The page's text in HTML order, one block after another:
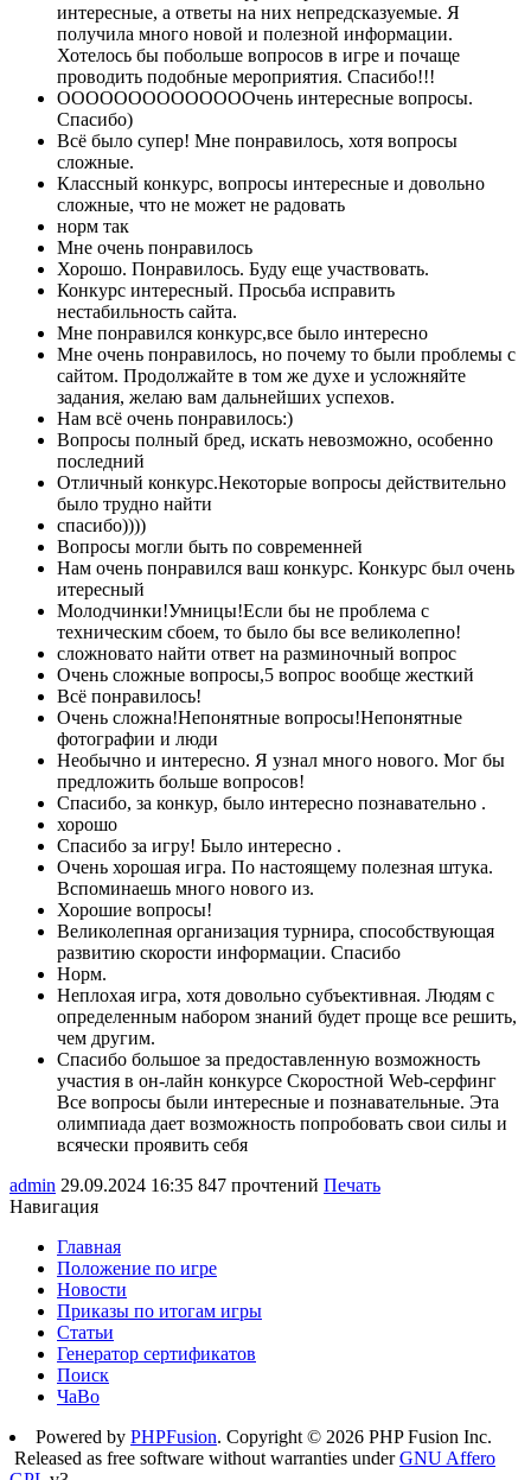
интересные, а ответы на них непредсказуемые. Я
получила много новой и полезной информации.
Хотелось бы побольше вопросов в игре и почаще
проводить подобные мероприятия. Спасибо!!!
ООООООООООООООчень интересные вопросы.
Спасибо)
Всё было супер! Мне понравилось, хотя вопросы
сложные.
Классный конкурс, вопросы интересные и довольно
сложные, что не может не радовать
норм так
Мне очень понравилось
Хорошо. Понравилось. Буду еще участвовать.
Конкурс интересный. Просьба исправить
нестабильность сайта.
Мне понравился конкурс,все было интересно
Мне очень понравилось, но почему то были проблемы с
сайтом. Продолжайте в том же духе и усложняйте
задания, желаю вам дальнейших успехов.
Нам всё очень понравилось:)
Вопросы полный бред, искать невозможно, особенно
последний
Отличный конкурс.Некоторые вопросы действительно
было трудно найти
спасибо))))
Вопросы могли быть по современней
Нам очень понравился ваш конкурс. Конкурс был очень
итересный
Молодчинки!Умницы!Если бы не проблема с
техническим сбоем, то было бы все великолепно!
сложновато найти ответ на разминочный вопрос
Очень сложные вопросы,5 вопрос вообще жесткий
Всё понравилось!
Очень сложна!Непонятные вопросы!Непонятные
фотографии и люди
Необычно и интересно. Я узнал много нового. Мог бы
предложить больше вопросов!
Спасибо, за конкур, было интересно познавательно .
хорошо
Спасибо за игру! Было интересно .
Очень хорошая игра. По настоящему полезная штука.
Вспоминаешь много нового из.
Хорошие вопросы!
Великолепная организация турнира, способствующая
развитию скорости информации. Спасибо
Норм.
Неплохая игра, хотя довольно субъективная. Людям с
определенным набором знаний будет проще все решить,
чем другим.
Спасибо большое за предоставленную возможность
участия в он-лайн конкурсе Скоростной Web-серфинг
Все вопросы были интересные и познавательные. Эта
олимпиада дает возможность попробовать свои силы и
всячески проявить себя
admin 29.09.2024 16:35 847 прочтений Печать
Навигация
Главная
Положение по игре
Новости
Приказы по итогам игры
Статьи
Генератор сертификатов
Поиск
ЧаВо
Powered by PHPFusion. Copyright © 2026 PHP Fusion Inc.
Released as free software without warranties underGNU Affero